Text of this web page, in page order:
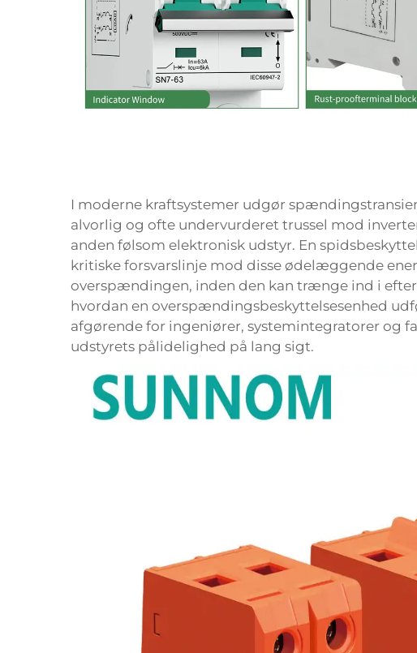
I moderne kraftsystemer udgør
alvorlig og ofte undervurderet trussel mod
anden følsom elektronisk udstyr. En
kritiske forsvarslinje mod disse ødelæggende
overspændingen, inden den kan trænge ind i
hvordan en overspændingsbeskyttelsesenhed
afgørende for ingeniører, systemintegratorer og
udstyrets pålidelighed på lang sigt.